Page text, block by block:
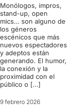
Monólogos, impros,
stand-up, open
mics… son alguno de
los géneros
escénicos que más
nuevos espectadores
y adeptos están
generando. El humor,
la conexión y la
proximidad con el
público o […]
9 febrero 2026